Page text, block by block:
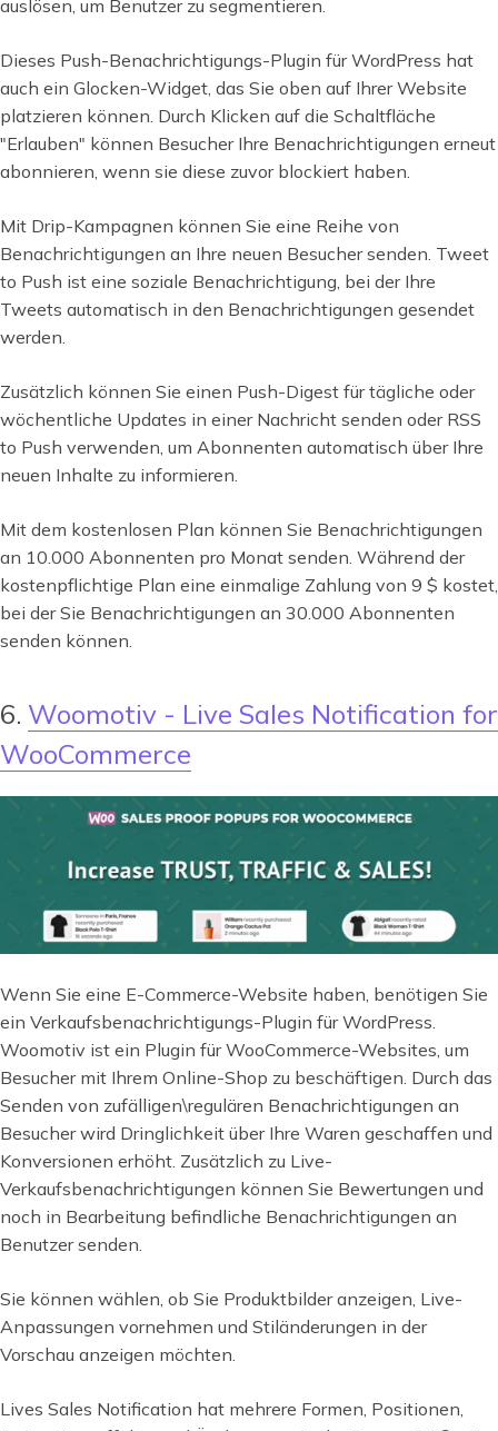
auslösen, um Benutzer zu segmentieren.
Dieses Push-Benachrichtigungs-Plugin für WordPress hat
auch ein Glocken-Widget, das Sie oben auf Ihrer Website
platzieren können. Durch Klicken auf die Schaltfläche
"Erlauben" können Besucher Ihre Benachrichtigungen erneut
abonnieren, wenn sie diese zuvor blockiert haben.
Mit Drip-Kampagnen können Sie eine Reihe von
Benachrichtigungen an Ihre neuen Besucher senden. Tweet
to Push ist eine soziale Benachrichtigung, bei der Ihre
Tweets automatisch in den Benachrichtigungen gesendet
werden.
Zusätzlich können Sie einen Push-Digest für tägliche oder
wöchentliche Updates in einer Nachricht senden oder RSS
to Push verwenden, um Abonnenten automatisch über Ihre
neuen Inhalte zu informieren.
Mit dem kostenlosen Plan können Sie Benachrichtigungen
an 10.000 Abonnenten pro Monat senden. Während der
kostenpflichtige Plan eine einmalige Zahlung von 9 $ kostet,
bei der Sie Benachrichtigungen an 30.000 Abonnenten
senden können.
6. Woomotiv - Live Sales Notification for
WooCommerce
Wenn Sie eine E-Commerce-Website haben, benötigen Sie
ein Verkaufsbenachrichtigungs-Plugin für WordPress.
Woomotiv ist ein Plugin für WooCommerce-Websites, um
Besucher mit Ihrem Online-Shop zu beschäftigen. Durch das
Senden von zufälligen\regulären Benachrichtigungen an
Besucher wird Dringlichkeit über Ihre Waren geschaffen und
Konversionen erhöht. Zusätzlich zu Live-
Verkaufsbenachrichtigungen können Sie Bewertungen und
noch in Bearbeitung befindliche Benachrichtigungen an
Benutzer senden.
Sie können wählen, ob Sie Produktbilder anzeigen, Live-
Anpassungen vornehmen und Stiländerungen in der
Vorschau anzeigen möchten.
Lives Sales Notification hat mehrere Formen, Positionen,